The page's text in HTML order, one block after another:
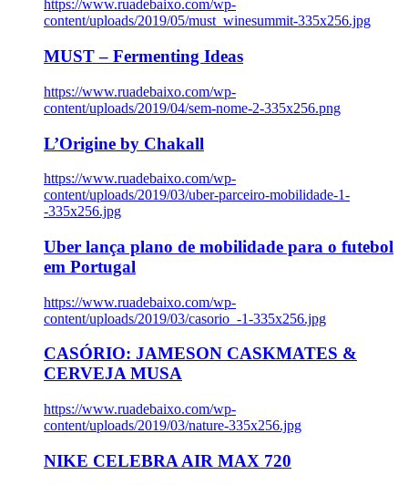
https://www.ruadebaixo.com/wp-
content/uploads/2019/05/must_winesummit-335x256.jpg
MUST – Fermenting Ideas
https://www.ruadebaixo.com/wp-
content/uploads/2019/04/sem-nome-2-335x256.png
L’Origine by Chakall
https://www.ruadebaixo.com/wp-
content/uploads/2019/03/uber-parceiro-mobilidade-1-
-335x256.jpg
Uber lança plano de mobilidade para o futebol
em Portugal
https://www.ruadebaixo.com/wp-
content/uploads/2019/03/casorio_-1-335x256.jpg
CASÓRIO: JAMESON CASKMATES &
CERVEJA MUSA
https://www.ruadebaixo.com/wp-
content/uploads/2019/03/nature-335x256.jpg
NIKE CELEBRA AIR MAX 720